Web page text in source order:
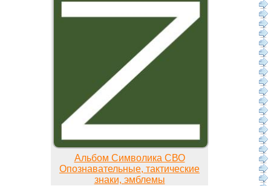
Альбом Символика СВО
Опознавательные, тактические
знаки, эмблемы